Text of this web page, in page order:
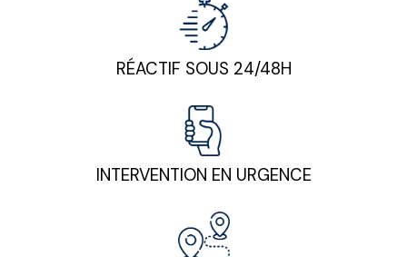
RÉACTIF SOUS 24/48H
INTERVENTION EN URGENCE